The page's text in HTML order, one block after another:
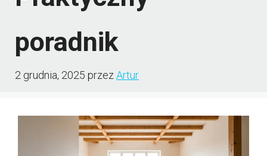
poradnik
2 grudnia, 2025 przez Artur